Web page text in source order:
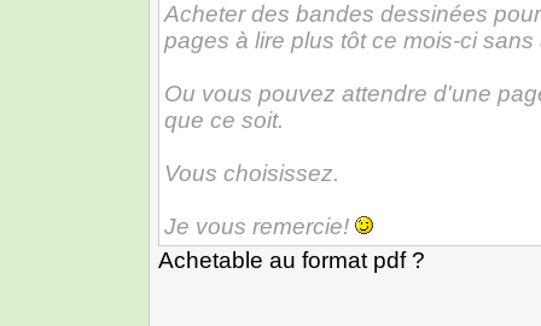
Acheter des bandes dessinées
pages à lire plus tôt ce mois-ci
Ou vous pouvez attendre d'une
que ce soit.
Vous choisissez.
Je vous remercie!
Achetable au format pdf ?